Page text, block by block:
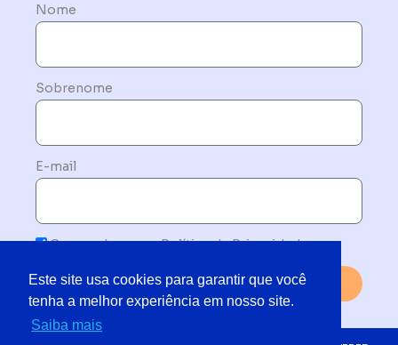
Este site usa cookies para garantir que você
tenha a melhor experiência em nosso site.
Saiba mais
Nome
Sobrenome
E-mail
Concordo com a Política de Privacidade
Enviar